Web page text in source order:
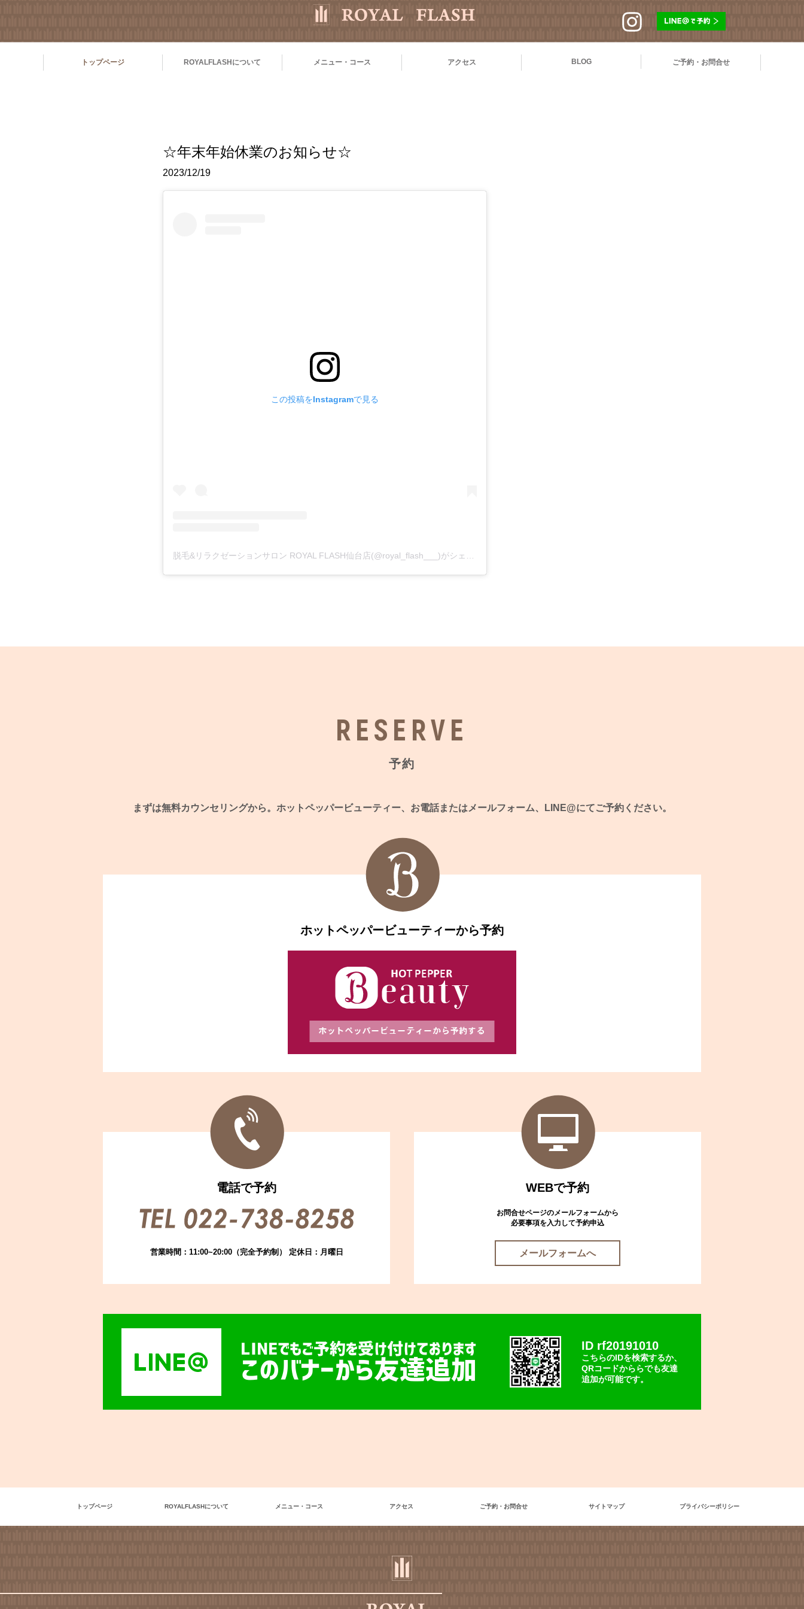
トップページ ROYALFLASHについて メニュー・コース アクセス BLOG ご予約・お問合せ
☆年末年始休業のお知らせ☆
2023/12/19
この投稿をInstagramで見る
RESERVE
予約
まずは無料カウンセリングから。 ホットペッパービューティー、 お電話またはメールフォーム、 LINE@にてご予約ください。
ホットペッパービューティーから予約
電話で予約
営業時間：11:00~20:00（完全予約制） 定休日：月曜日
WEBで予約
お問合せページのメールフォームから
必要事項を入力して予約申込
メールフォームへ
LINEでもご予約を受け付けております
このバナーから友達追加
ID rf20191010
こちらのIDを検索するか、
QRコードかららでも友達
追加が可能です。
トップページ ROYALFLASHについて メニュー・コース アクセス ご予約・お問合せ サイトマップ プライバシーポリシー